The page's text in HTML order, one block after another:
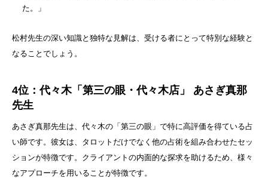
た。」
松村先生の深い知識と独特な見解は、受ける者にとって特別な経験と
なることでしょう。
4位：代々木「第三の眼・代々木店」 あさぎ真那
先生
あさぎ真那先生は、代々木の「第三の眼」で特に高評価を得ている占
い師です。彼女は、タロットだけでなく他の占術を組み合わせたセッ
ションが特徴です。クライアントの内面的な探求を助けるため、様々
なアプローチを用いることが特徴です。